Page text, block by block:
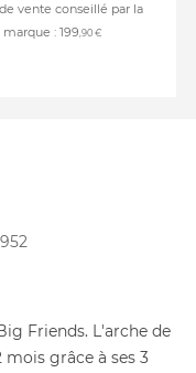
vente conseillé par la
marque : 199,90 €
Friends. L'arche de
mois grâce à ses 3